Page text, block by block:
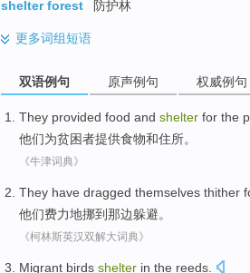
shelter forest
防护林
更多词组短语
双语例句 原声例句 权威例句
They provided food and shelter for the
他们为贫困者提供食物和住所。
《牛津词典》
They have dragged themselves thither
他们费力地挪到那边躲避。
《柯林斯英汉双解大词典》
Migrant birds shelter in the reeds